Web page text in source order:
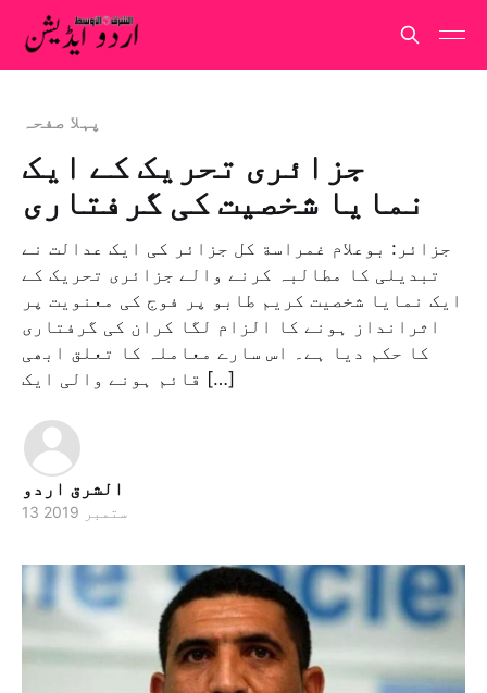
پہلا صفحہ
جزائری تحریک کے ایک
نمایا شخصیت کی گرفتاری
جزائر: بوعلام غمراسة کل جزائر کی ایک عدالت نے
تبدیلی کا مطالبہ کرنے والے جزائری تحریک کے
ایک نمایا شخصیت كريم طابو پر فوج کی معنویت پر
اثرانداز ہونے کا الزام لگا کران کی گرفتاری
کا حکم دیا ہے۔ اس سارے معاملہ کا تعلق ابھی
قائم ہونے والی ایک […]
الشرق اردو
13 ستمبر 2019